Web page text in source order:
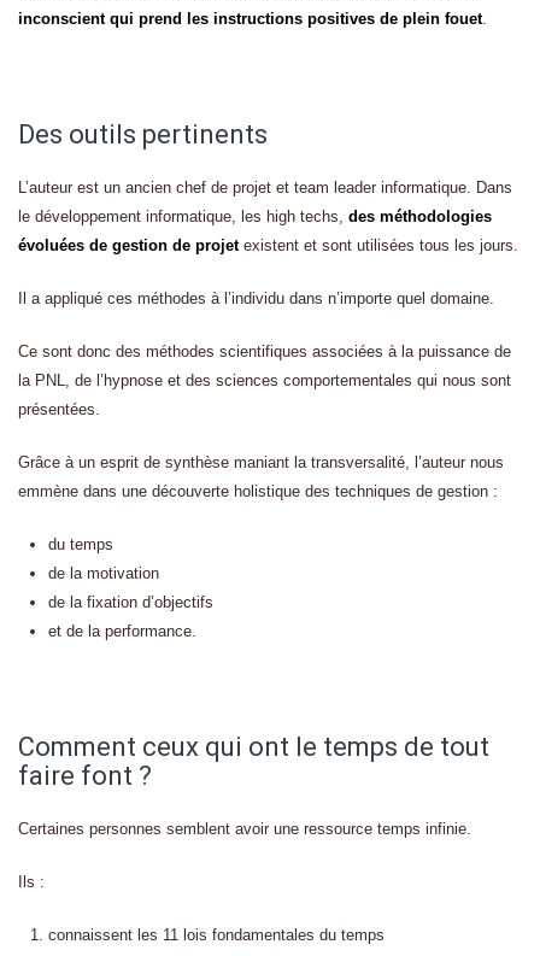
inconscient qui prend les instructions positives de plein fouet.
Des outils pertinents
L’auteur est un ancien chef de projet et team leader informatique. Dans
le développement informatique, les high techs, des méthodologies
évoluées de gestion de projetexistent et sont utilisées tous les jours.
Il a appliqué ces méthodes à l’individu dans n’importe quel domaine.
Ce sont donc des méthodes scientifiques associées à la puissance de
la PNL, de l’hypnose et des sciences comportementales qui nous sont
présentées.
Grâce à un esprit de synthèse maniant la transversalité, l’auteur nous
emmène dans une découverte holistique des techniques de gestion :
du temps
de la motivation
de la fixation d’objectifs
et de la performance.
Comment ceux qui ont le temps de tout
faire font ?
Certaines personnes semblent avoir une ressource temps infinie.
Ils :
connaissent les 11 lois fondamentales du temps